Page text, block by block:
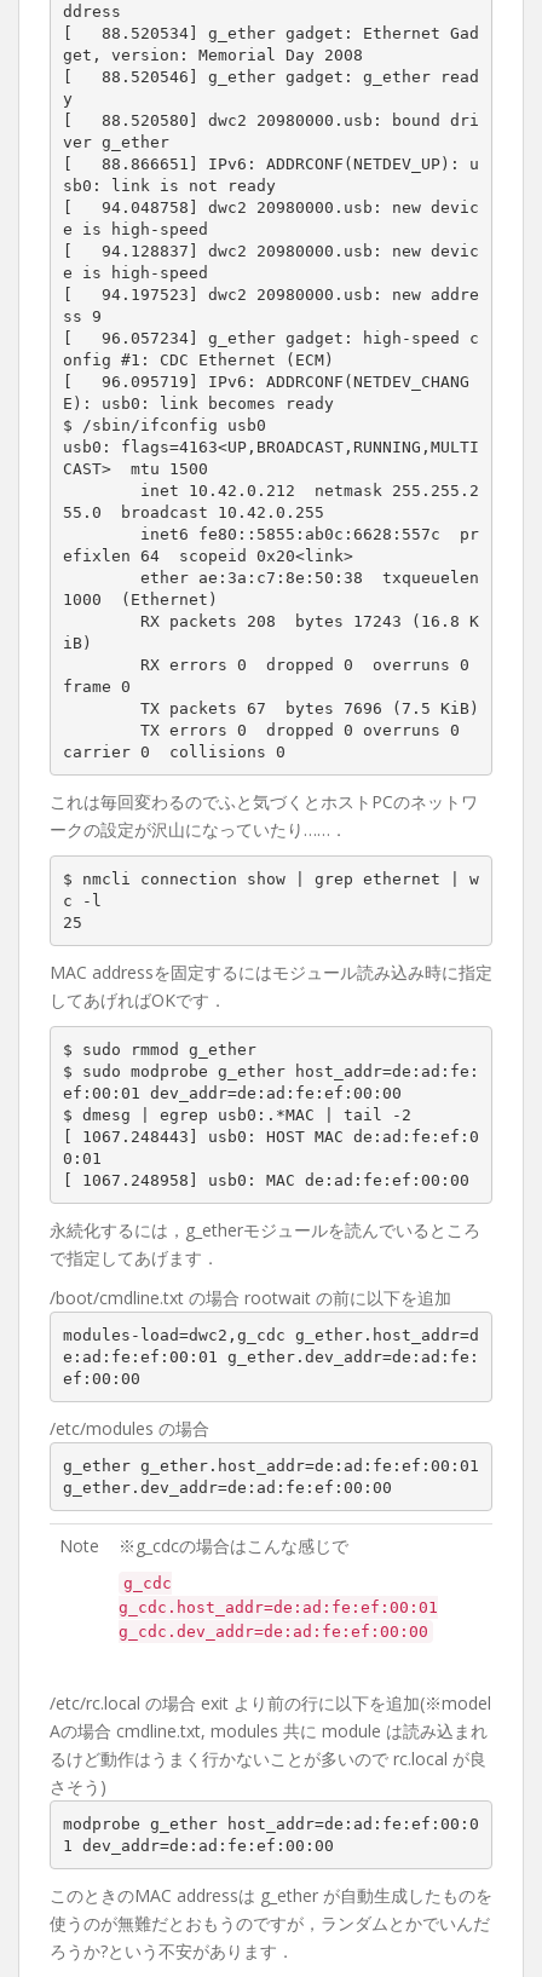
ddress
[   88.520534] g_ether gadget: Ethernet Gad
get, version: Memorial Day 2008
[   88.520546] g_ether gadget: g_ether read
y
[   88.520580] dwc2 20980000.usb: bound dri
ver g_ether
[   88.866651] IPv6: ADDRCONF(NETDEV_UP): u
sb0: link is not ready
[   94.048758] dwc2 20980000.usb: new devic
e is high-speed
[   94.128837] dwc2 20980000.usb: new devic
e is high-speed
[   94.197523] dwc2 20980000.usb: new addre
ss 9
[   96.057234] g_ether gadget: high-speed c
onfig #1: CDC Ethernet (ECM)
[   96.095719] IPv6: ADDRCONF(NETDEV_CHANG
E): usb0: link becomes ready
$ /sbin/ifconfig usb0
usb0: flags=4163<UP,BROADCAST,RUNNING,MULTI
CAST>  mtu 1500
55.0  broadcast 10.42.0.255
efixlen 64  scopeid 0x20<link>
1000  (Ethernet)
iB)
frame 0
carrier 0  collisions 0
これは毎回変わるのでふと気づくとホストPCのネットワ
ークの設定が沢山になっていたり……．
$ nmcli connection show | grep ethernet | w
c -l
25
MAC addressを固定するにはモジュール読み込み時に指定
してあげればOKです．
$ sudo rmmod g_ether
$ sudo modprobe g_ether host_addr=de:ad:fe:
ef:00:01 dev_addr=de:ad:fe:ef:00:00
$ dmesg | egrep usb0:.*MAC | tail -2
[ 1067.248443] usb0: HOST MAC de:ad:fe:ef:0
0:01
[ 1067.248958] usb0: MAC de:ad:fe:ef:00:00
永続化するには，g_etherモジュールを読んでいるところ
で指定してあげます．
/boot/cmdline.txt の場合 rootwait の前に以下を追加
modules-load=dwc2,g_cdc g_ether.host_addr=d
e:ad:fe:ef:00:01 g_ether.dev_addr=de:ad:fe:
ef:00:00
/etc/modules の場合
g_ether g_ether.host_addr=de:ad:fe:ef:00:01
g_ether.dev_addr=de:ad:fe:ef:00:00
Note ※g_cdcの場合はこんな感じで
g_cdc
g_cdc.host_addr=de:ad:fe:ef:00:01
g_cdc.dev_addr=de:ad:fe:ef:00:00
/etc/rc.local の場合 exit より前の行に以下を追加(※model
Aの場合 cmdline.txt, modules 共に module は読み込まれ
るけど動作はうまく行かないことが多いので rc.local が良
さそう)
modprobe g_ether host_addr=de:ad:fe:ef:00:0
1 dev_addr=de:ad:fe:ef:00:00
このときのMAC addressは g_ether が自動生成したものを
使うのが無難だとおもうのですが，ランダムとかでいんだ
ろうか?という不安があります．